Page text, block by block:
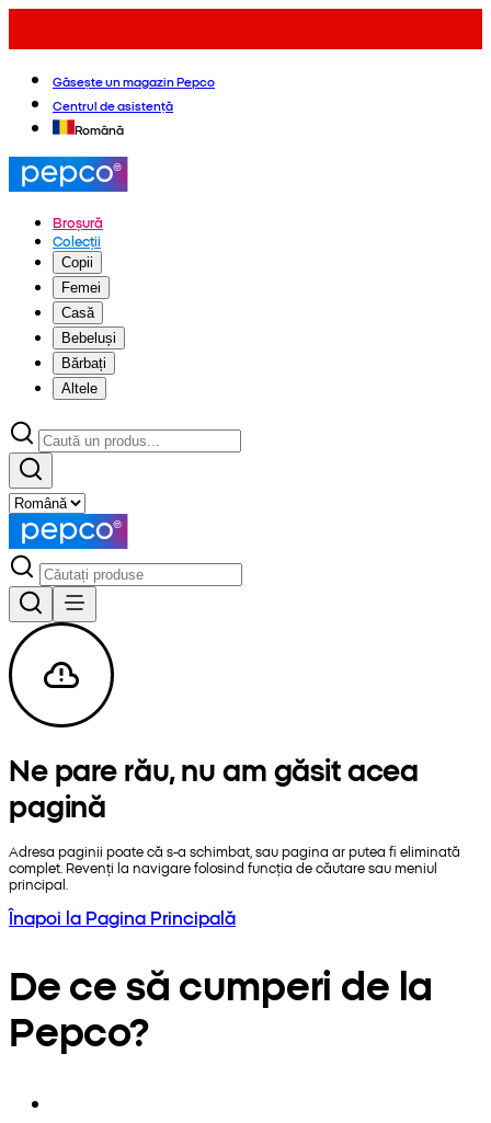
Găsește un magazin Pepco
Centrul de asistență
Română
Broșură
Colecții
Copii
Femei
Casă
Bebeluși
Bărbați
Altele
Ne pare rău, nu am găsit acea
pagină
Adresa paginii poate că s-a schimbat, sau pagina ar putea fi eliminată
complet. Revenți la navigare folosind funcția de căutare sau meniul
principal.
Înapoi la Pagina Principală
De ce să cumperi de la
Pepco?